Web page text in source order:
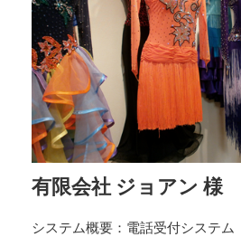
有限会社 ジョアン 様
システム概要
電話受付システム